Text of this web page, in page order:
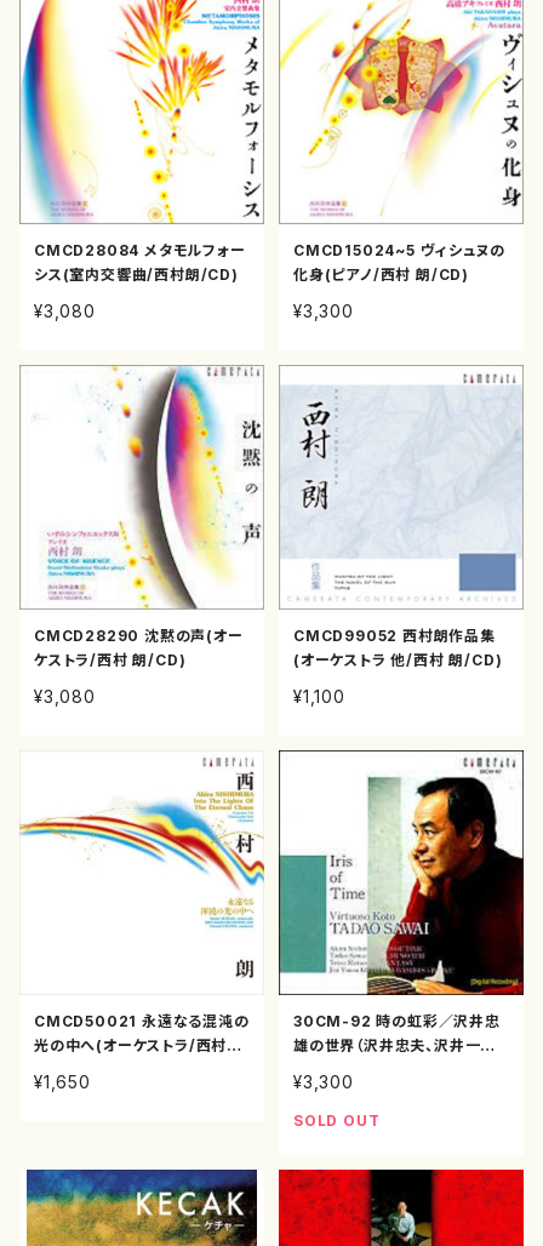
CMCD28084 メタモルフォー
シス(室内交響曲/西村朗/CD)
¥3,080
CMCD15024~5 ヴィシュヌの
化身(ピアノ/西村 朗/CD)
¥3,300
CMCD28290 沈黙の声(オー
ケストラ/西村 朗/CD)
¥3,080
CMCD99052 西村朗作品集
(オーケストラ 他/西村 朗/CD)
¥1,100
CMCD50021 永遠なる混沌の
光の中へ(オーケストラ/西村
¥1,650
30CM-92 時の虹彩／沢井忠
雄の世界（沢井忠夫、沢井一恵、
松村禎三、湯浅譲二/CD）
¥3,300
SOLD OUT